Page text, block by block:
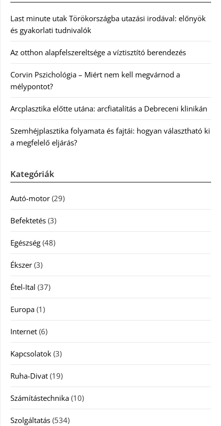
Last minute utak Törökországba utazási irodával: előnyök
és gyakorlati tudnivalók
Az otthon alapfelszereltsége a víztisztító berendezés
Corvin Pszichológia – Miért nem kell megvárnod a
mélypontot?
Arcplasztika előtte utána: arcfiatalítás a Debreceni klinikán
Szemhéjplasztika folyamata és fajtái: hogyan választható ki
a megfelelő eljárás?
Kategóriák
Autó-motor (29)
Befektetés (3)
Egészség (48)
Ékszer (3)
Étel-Ital (37)
Europa (1)
Internet (6)
Kapcsolatok (3)
Ruha-Divat (19)
Számítástechnika (10)
Szolgáltatás (534)